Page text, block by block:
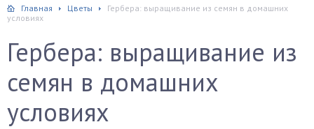
Главная Цветы
Гербера: выращивание из семян в домашних
условиях
Гербера: выращивание из
семян в домашних
условиях